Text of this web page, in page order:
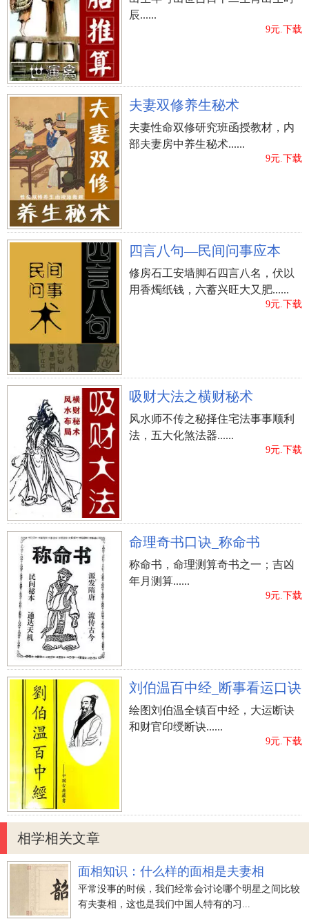
辰......
9元.下载
夫妻双修养生秘术
夫妻性命双修研究班函授教材，内
部夫妻房中养生秘术......
9元.下载
四言八句—民间问事应本
修房石工安墙脚石四言八名，伏以
用香燭纸钱，六蓄兴旺大又肥......
9元.下载
吸财大法之横财秘术
风水师不传之秘择住宅法事事顺利
法，五大化煞法器......
9元.下载
命理奇书口诀_称命书
称命书，命理测算奇书之一；吉凶
年月测算......
9元.下载
刘伯温百中经_断事看运口诀
绘图刘伯温全镇百中经，大运断诀
和财官印绶断诀......
9元.下载
相学相关文章
面相知识：什么样的面相是夫妻相
平常没事的时候，我们经常会讨论哪个明星之间比较
有夫妻相，这也是我们中国人特有的习...